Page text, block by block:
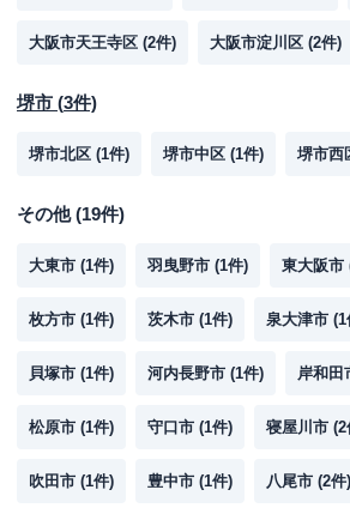
大阪市天王寺区 (2件) 大阪市淀川区 (2件)
堺市 (3件)
堺市北区 (1件) 堺市中区 (1件) 堺市西
その他(19件)
大東市 (1件) 羽曳野市 (1件) 東大阪市
枚方市 (1件) 茨木市 (1件) 泉大津市 (1
貝塚市 (1件) 河内長野市 (1件) 岸和田
松原市 (1件) 守口市 (1件) 寝屋川市 (2
吹田市 (1件) 豊中市 (1件) 八尾市 (2件)